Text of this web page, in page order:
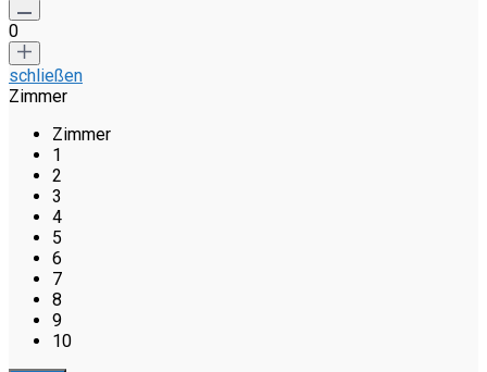
0
schließen
Zimmer
Zimmer
1
2
3
4
5
6
7
8
9
10